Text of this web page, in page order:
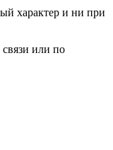
характер и ни при
или по